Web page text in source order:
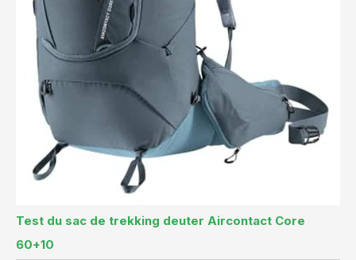
Test du sac de trekking deuter Aircontact Core
60+10